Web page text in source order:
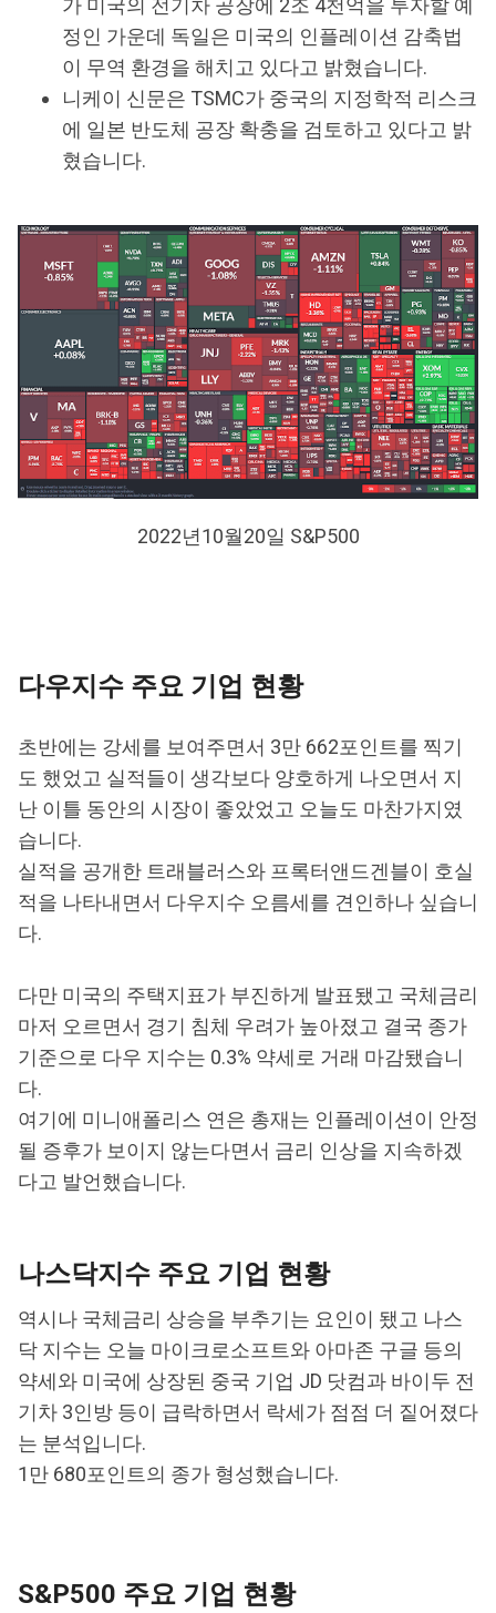
가 미국의 전기차 공장에 2조 4천억을 투자할 예
정인 가운데 독일은 미국의 인플레이션 감축법
이 무역 환경을 해치고 있다고 밝혔습니다.
니케이 신문은 TSMC가 중국의 지정학적 리스크
에 일본 반도체 공장 확충을 검토하고 있다고 밝
혔습니다.
2022년10월20일 S&P500
다우지수 주요 기업 현황
초반에는 강세를 보여주면서 3만 662포인트를 찍기
도 했었고 실적들이 생각보다 양호하게 나오면서 지
난 이틀 동안의 시장이 좋았었고 오늘도 마찬가지였
습니다.
실적을 공개한 트래블러스와 프록터앤드겐블이 호실
적을 나타내면서 다우지수 오름세를 견인하나 싶습니
다.
다만 미국의 주택지표가 부진하게 발표됐고 국체금리
마저 오르면서 경기 침체 우려가 높아졌고 결국 종가
기준으로 다우 지수는 0.3% 약세로 거래 마감됐습니
다.
여기에 미니애폴리스 연은 총재는 인플레이션이 안정
될 증후가 보이지 않는다면서 금리 인상을 지속하겠
다고 발언했습니다.
나스닥지수 주요 기업 현황
역시나 국체금리 상승을 부추기는 요인이 됐고 나스
닥 지수는 오늘 마이크로소프트와 아마존 구글 등의
약세와 미국에 상장된 중국 기업 JD 닷컴과 바이두 전
기차 3인방 등이 급락하면서 락세가 점점 더 짙어졌다
는 분석입니다.
1만 680포인트의 종가 형성했습니다.
S&P500 주요 기업 현황